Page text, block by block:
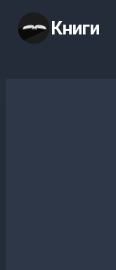
содержимому
Книги